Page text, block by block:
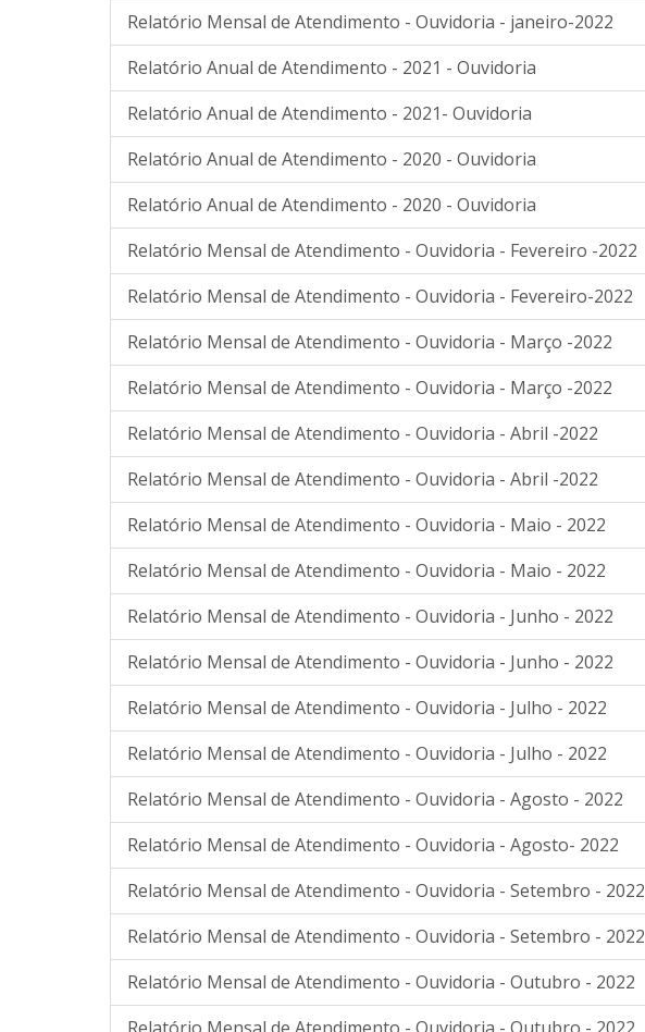
Relatório Mensal de Atendimento - Ouvidoria - janeiro-2022
Relatório Anual de Atendimento - 2021 - Ouvidoria
Relatório Anual de Atendimento - 2021- Ouvidoria
Relatório Anual de Atendimento - 2020 - Ouvidoria
Relatório Anual de Atendimento - 2020 - Ouvidoria
Relatório Mensal de Atendimento - Ouvidoria - Fevereiro -2022
Relatório Mensal de Atendimento - Ouvidoria - Fevereiro-2022
Relatório Mensal de Atendimento - Ouvidoria - Março -2022
Relatório Mensal de Atendimento - Ouvidoria - Março -2022
Relatório Mensal de Atendimento - Ouvidoria - Abril -2022
Relatório Mensal de Atendimento - Ouvidoria - Abril -2022
Relatório Mensal de Atendimento - Ouvidoria - Maio - 2022
Relatório Mensal de Atendimento - Ouvidoria - Maio - 2022
Relatório Mensal de Atendimento - Ouvidoria - Junho - 2022
Relatório Mensal de Atendimento - Ouvidoria - Junho - 2022
Relatório Mensal de Atendimento - Ouvidoria - Julho - 2022
Relatório Mensal de Atendimento - Ouvidoria - Julho - 2022
Relatório Mensal de Atendimento - Ouvidoria - Agosto - 2022
Relatório Mensal de Atendimento - Ouvidoria - Agosto- 2022
Relatório Mensal de Atendimento - Ouvidoria - Setembro - 2022
Relatório Mensal de Atendimento - Ouvidoria - Setembro - 2022
Relatório Mensal de Atendimento - Ouvidoria - Outubro - 2022